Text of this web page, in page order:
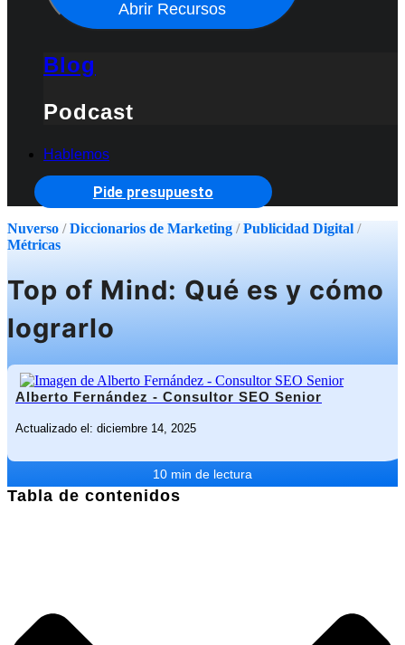
Abrir Recursos
Blog
Podcast
Hablemos
Pide presupuesto
Nuverso /Diccionarios de Marketing /Publicidad Digital /
Métricas
Top of Mind: Qué es y cómo
lograrlo
Alberto Fernández - Consultor SEO Senior
Actualizado el: diciembre 14, 2025
10 min de lectura
Tabla de contenidos